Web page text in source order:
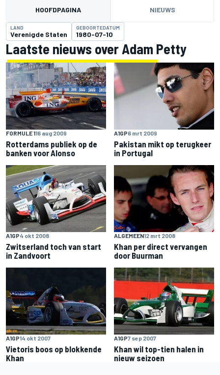
HOOFDPAGINA NIEUWS
LAND
Verenigde Staten
GEBOORTEDATUM
1980-07-10
Laatste nieuws over Adam Petty
FORMULE 116 aug 2009
Rotterdams publiek op de
banken voor Alonso
A1GP6 mrt 2009
Pakistan mikt op terugkeer
in Portugal
A1GP4 okt 2008
Zwitserland toch van start
in Zandvoort
ALGEMEEN12 mrt 2008
Khan per direct vervangen
door Buurman
A1GP14 okt 2007
Vietoris boos op blokkende
Khan
A1GP7 sep 2007
Khan wil top-tien halen in
nieuw seizoen